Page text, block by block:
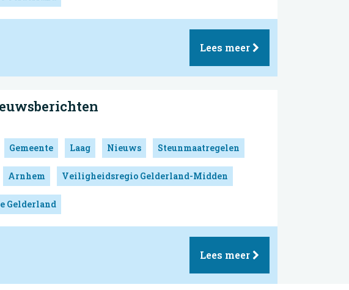
Lees meer
Gemeente Laag Nieuws Steunmaatregelen
Arnhem Veiligheidsregio Gelderland-Midden
Gelderland
Lees meer